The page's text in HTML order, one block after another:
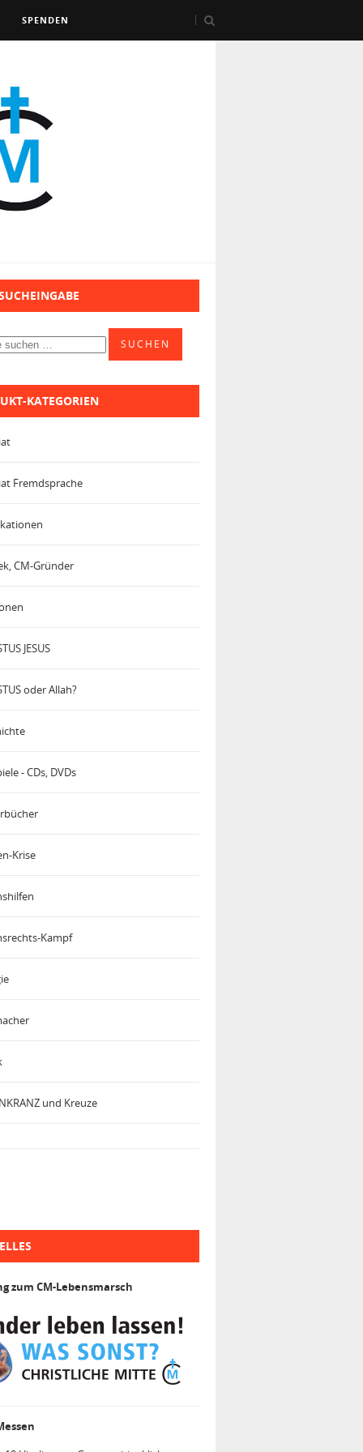
SPENDEN
SUCHEN
KATEGORIEN
Fremdsprache
CM-Gründer
JESUS
oder Allah?
- CDs, DVDs
Krise
Kampf
und Kreuze
zum CM-Lebensmarsch